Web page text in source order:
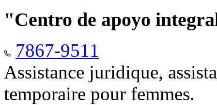
"Centro de apoyo
7867-9511
Assistance juridique,
temporaire pour femmes.